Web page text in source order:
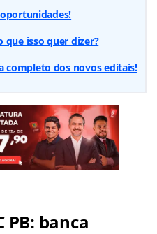
que isso quer dizer?
completo dos novos editais!
PB: banca